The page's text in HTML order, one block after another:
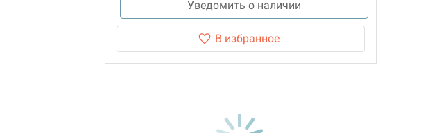
Уведомить о наличии
В избранное